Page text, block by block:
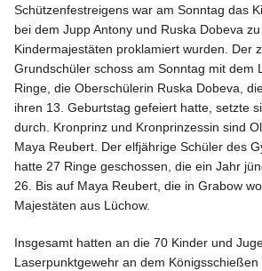
Schützenfestreigens war am Sonntag das
bei dem Jupp Antony und Ruska Dobeva
Kindermajestäten proklamiert wurden. Der
Grundschüler schoss am Sonntag mit dem
Ringe, die Oberschülerin Ruska Dobeva,
ihren 13. Geburtstag gefeiert hatte, setzte
durch. Kronprinz und Kronprinzessin sind
Maya Reubert. Der elfjährige Schüler des
hatte 27 Ringe geschossen, die ein Jahr
26. Bis auf Maya Reubert, die in Grabow
Majestäten aus Lüchow.
Insgesamt hatten an die 70 Kinder und
Laserpunktgewehr an dem